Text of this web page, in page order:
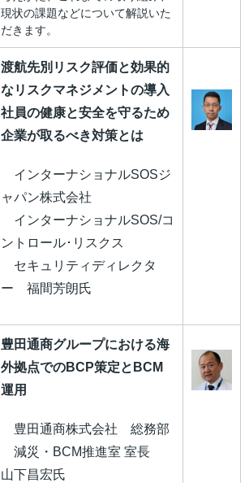
現状の課題などについて解説いた
だきます。
渡航先別リスク評価と効果的
なリスクマネジメントの導入
社員の健康と安全を守るため
企業が取るべき対策とは
インターナショナルSOSジ
ャパン株式会社
インターナショナルSOS/コ
ントロール･リスクス
セキュリティディレクタ
ー 福間芳朗氏
豊田通商グループにおける海
外拠点でのBCP策定とBCM
運用
豊田通商株式会社 総務部
減災・BCM推進室 室長
山下昌宏氏